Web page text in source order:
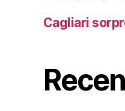
Cagliari